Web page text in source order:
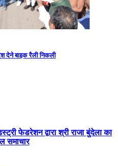
देने बाइक रैली निकली
फेडरेशन द्वारा श्री राजा बुंदेला का
समाचार